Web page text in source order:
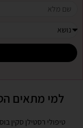
למי מתאים
טיפולי רסטילן סקין